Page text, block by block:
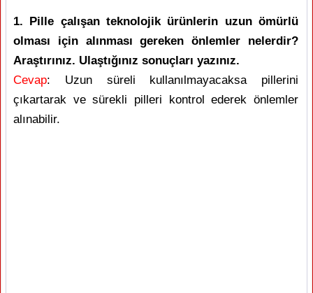
1. Pille çalışan teknolojik ürünlerin uzun ömürlü
olması için alınması gereken önlemler nelerdir?
Araştırınız. Ulaştığınız sonuçları yazınız.
Cevap: Uzun süreli kullanılmayacaksa pillerini
çıkartarak ve sürekli pilleri kontrol ederek önlemler
alınabilir.